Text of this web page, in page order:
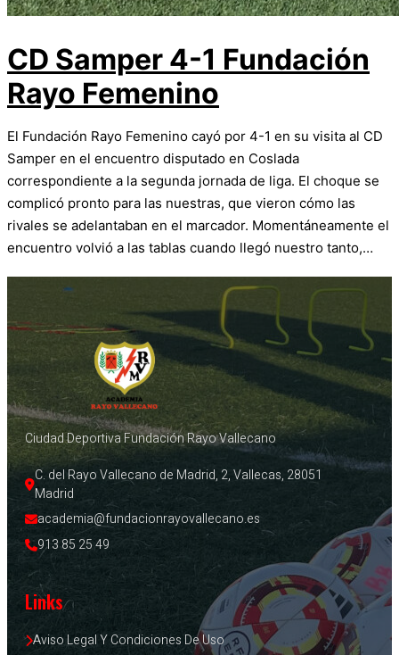
CD Samper 4-1 Fundación
Rayo Femenino
El Fundación Rayo Femenino cayó por 4-1 en su visita al CD
Samper en el encuentro disputado en Coslada
correspondiente a la segunda jornada de liga. El choque se
complicó pronto para las nuestras, que vieron cómo las
rivales se adelantaban en el marcador. Momentáneamente el
encuentro volvió a las tablas cuando llegó nuestro tanto,…
Ciudad Deportiva Fundación Rayo Vallecano
C. del Rayo Vallecano de Madrid, 2, Vallecas, 28051
Madrid
academia@fundacionrayovallecano.es
913 85 25 49
Links
Aviso Legal Y Condiciones De Uso